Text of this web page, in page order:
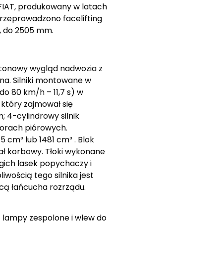
produkowany w latach
facelifting
2505 mm.
wygląd nadwozia z
Silniki montowane w
80 km/h – 11,7 s) w
zajmował się
4-cylindrowy silnik
piórowych.
lub 1481 cm³ . Blok
korbowy. Tłoki wykonane
lasek popychaczy i
tego silnika jest
łańcucha rozrządu.
zespolone i wlew do